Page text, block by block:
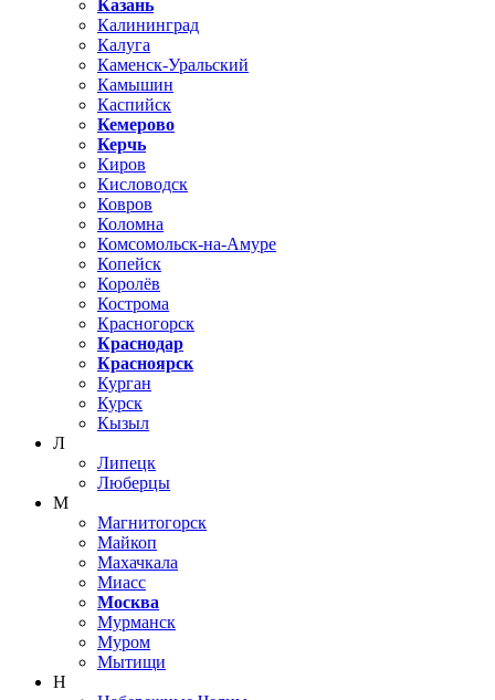
Казань
Калининград
Калуга
Каменск-Уральский
Камышин
Каспийск
Кемерово
Керчь
Киров
Кисловодск
Ковров
Коломна
Комсомольск-на-Амуре
Копейск
Королёв
Кострома
Красногорск
Краснодар
Красноярск
Курган
Курск
Кызыл
Л
Липецк
Люберцы
М
Магнитогорск
Майкоп
Махачкала
Миасс
Москва
Мурманск
Муром
Мытищи
Н